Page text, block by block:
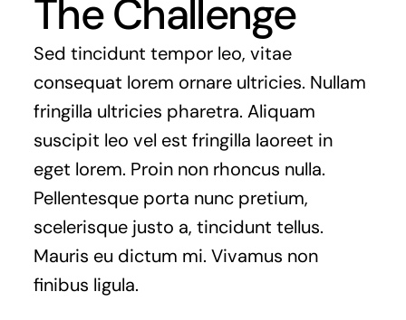
The Challenge
Sed tincidunt tempor leo, vitae
consequat lorem ornare ultricies. Nullam
fringilla ultricies pharetra. Aliquam
suscipit leo vel est fringilla laoreet in
eget lorem. Proin non rhoncus nulla.
Pellentesque porta nunc pretium,
scelerisque justo a, tincidunt tellus.
Mauris eu dictum mi. Vivamus non
finibus ligula.